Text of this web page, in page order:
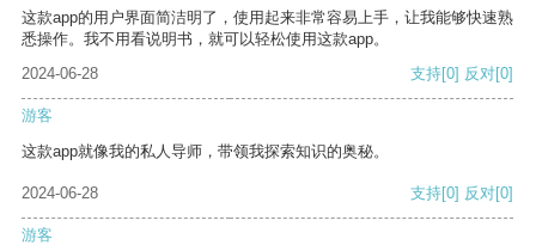
这款app的用户界面简洁明了，使用起来非常容易上手，让我能够快速熟
悉操作。我不用看说明书，就可以轻松使用这款app。
2024-06-28
支持[0] 反对[0]
游客
这款app就像我的私人导师，带领我探索知识的奥秘。
2024-06-28 支持[0] 反对[0]
游客